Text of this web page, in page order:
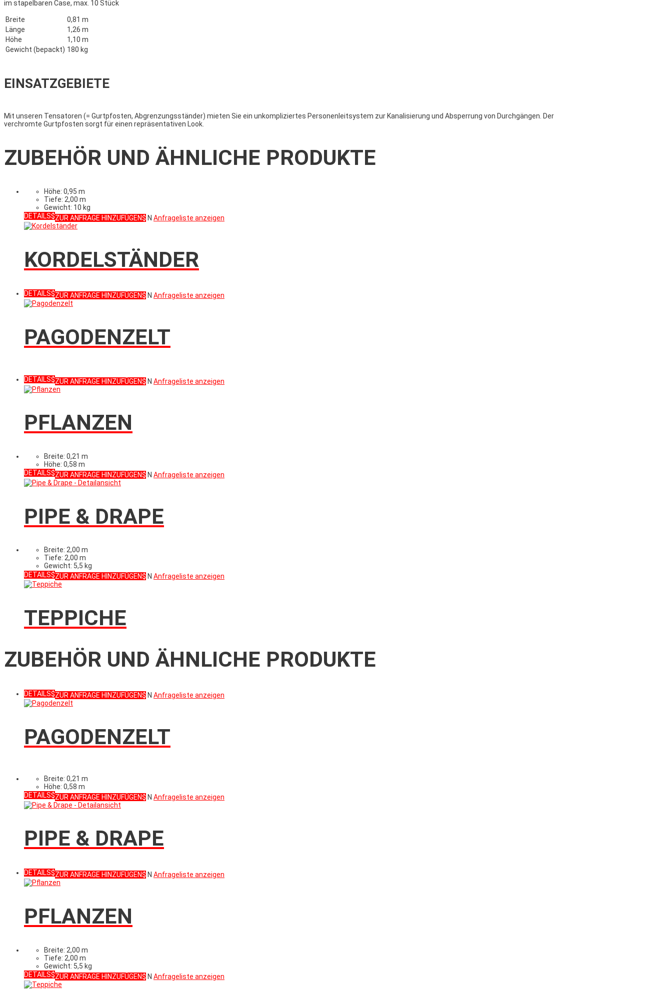
im stapelbaren Case, max. 10 Stück
Breite
0,81 m
Länge
1,26 m
Höhe
1,10 m
Gewicht (bepackt) 180 kg
EINSATZGEBIETE
Mit unseren Tensatoren (= Gurtpfosten, Abgrenzungsständer) mieten Sie ein unkompliziertes Personenleitsystem zur Kanalisierung und Absperrung von Durchgängen. Der
verchromte Gurtpfosten sorgt für einen repräsentativen Look.
ZUBEHÖR UND ÄHNLICHE PRODUKTE
Höhe: 0,95 m
Tiefe: 2,00 m
Gewicht: 10 kg
DETAILS
ZUR ANFRAGE HINZUFÜGEN N Anfrageliste anzeigen
KORDELSTÄNDER
DETAILS ZUR ANFRAGE HINZUFÜGEN N Anfrageliste anzeigen
PAGODENZELT
DETAILS ZUR ANFRAGE HINZUFÜGEN N Anfrageliste anzeigen
PFLANZEN
Breite: 0,21 m
Höhe: 0,58 m
DETAILS
ZUR ANFRAGE HINZUFÜGEN N Anfrageliste anzeigen
PIPE & DRAPE
Breite: 2,00 m
Tiefe: 2,00 m
Gewicht: 5,5 kg
DETAILS
ZUR ANFRAGE HINZUFÜGEN N Anfrageliste anzeigen
TEPPICHE
ZUBEHÖR UND ÄHNLICHE PRODUKTE
DETAILS ZUR ANFRAGE HINZUFÜGEN N Anfrageliste anzeigen
PAGODENZELT
Breite: 0,21 m
Höhe: 0,58 m
DETAILS
ZUR ANFRAGE HINZUFÜGEN N Anfrageliste anzeigen
PIPE & DRAPE
DETAILS ZUR ANFRAGE HINZUFÜGEN N Anfrageliste anzeigen
PFLANZEN
Breite: 2,00 m
Tiefe: 2,00 m
Gewicht: 5,5 kg
DETAILS
ZUR ANFRAGE HINZUFÜGEN N Anfrageliste anzeigen